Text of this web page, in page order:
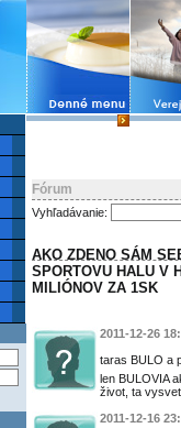
Fórum
Vyhľadávanie:
AKO ZDENO SÁM
SPORTOVU HALU V
MILIÓNOV ZA 1SK
2011-12-26
taras BULO a
len BULOVIA
život, ta
2011-12-16